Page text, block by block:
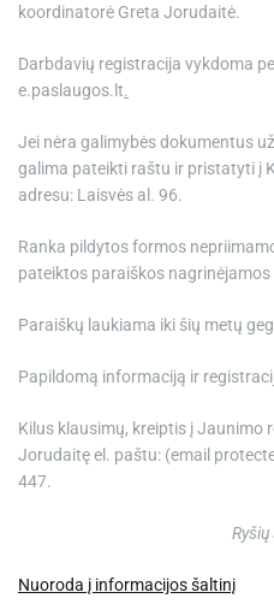
koordinatorė Greta Jorudaitė.
Darbdavių registracija vykdoma
e.paslaugos.lt.
Jei nėra galimybės dokumentus
galima pateikti raštu ir pristatyti į
adresu: Laisvės al. 96.
Ranka pildytos formos
pateiktos paraiškos nagrinėjamos
Paraiškų laukiama iki šių metų
Papildomą informaciją ir
Kilus klausimų, kreiptis į Jaunimo
Jorudaitę el. paštu: (email
447.
Nuoroda į informacijos šaltinį